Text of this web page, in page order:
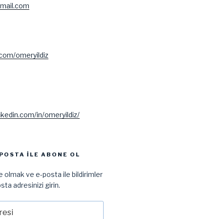
omeryildiz
in/omeryildiz/
ILE ABONE OL
olmak ve e-posta ile bildirimler
adresinizi girin.